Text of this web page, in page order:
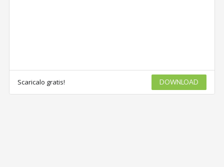
Scaricalo gratis! DOWNLOAD